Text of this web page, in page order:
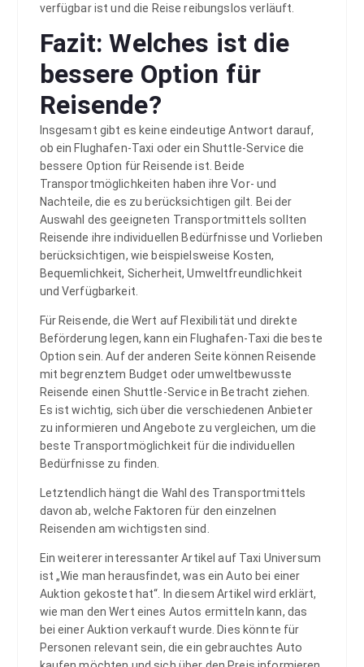
verfügbar ist und die Reise reibungslos verläuft.
Fazit: Welches ist die
bessere Option für
Reisende?
Insgesamt gibt es keine eindeutige Antwort darauf,
ob ein Flughafen-Taxi oder ein Shuttle-Service die
bessere Option für Reisende ist. Beide
Transportmöglichkeiten haben ihre Vor- und
Nachteile, die es zu berücksichtigen gilt. Bei der
Auswahl des geeigneten Transportmittels sollten
Reisende ihre individuellen Bedürfnisse und Vorlieben
berücksichtigen, wie beispielsweise Kosten,
Bequemlichkeit, Sicherheit, Umweltfreundlichkeit
und Verfügbarkeit.
Für Reisende, die Wert auf Flexibilität und direkte
Beförderung legen, kann ein Flughafen-Taxi die beste
Option sein. Auf der anderen Seite können Reisende
mit begrenztem Budget oder umweltbewusste
Reisende einen Shuttle-Service in Betracht ziehen.
Es ist wichtig, sich über die verschiedenen Anbieter
zu informieren und Angebote zu vergleichen, um die
beste Transportmöglichkeit für die individuellen
Bedürfnisse zu finden.
Letztendlich hängt die Wahl des Transportmittels
davon ab, welche Faktoren für den einzelnen
Reisenden am wichtigsten sind.
Ein weiterer interessanter Artikel auf Taxi Universum
ist „Wie man herausfindet, was ein Auto bei einer
Auktion gekostet hat“. In diesem Artikel wird erklärt,
wie man den Wert eines Autos ermitteln kann, das
bei einer Auktion verkauft wurde. Dies könnte für
Personen relevant sein, die ein gebrauchtes Auto